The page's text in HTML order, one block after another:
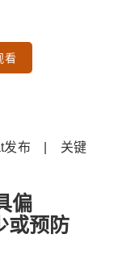
看
发布 | 关键
偏
预防